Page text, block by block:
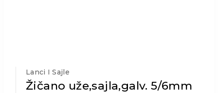
Lanci I Sajle
Žičano uže,sajla,galv. 5/6mm